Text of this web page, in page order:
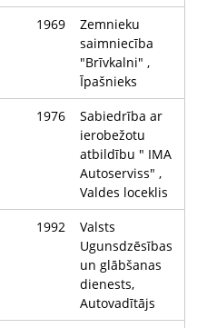
1969
Zemnieku
saimniecība
"Brīvkalni" ,
Īpašnieks
1976
Sabiedrība ar
ierobežotu
atbildību " IMA
Autoserviss" ,
Valdes loceklis
1992
Valsts
Ugunsdzēsības
un glābšanas
dienests,
Autovadītājs